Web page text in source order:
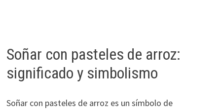
Soñar con pasteles de arroz:
significado y simbolismo
Soñar con pasteles de arroz es un símbolo de